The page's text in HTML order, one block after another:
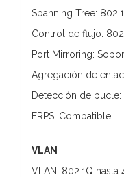
Spanning Tree:
Control de flujo:
Port Mirroring:
Agregación de
Detección de bucle:
ERPS: Compatible
VLAN
VLAN: 802.1Q hasta